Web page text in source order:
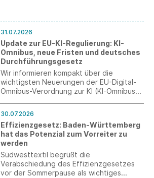
31.07.2026
Update zur EU-KI-Regulierung: KI-
Omnibus, neue Fristen und deutsches
Durchführungsgesetz
Wir informieren kompakt über die
wichtigsten Neuerungen der EU-Digital-
Omnibus-Verordnung zur KI (KI-Omnibus)
Verordnung (KI-VO)
30.07.2026
Effizienzgesetz: Baden-Württemberg
hat das Potenzial zum Vorreiter zu
werden
Südwesttextil begrüßt die
Verabschiedung des Effizienzgesetzes
vor der Sommerpause als wichtiges